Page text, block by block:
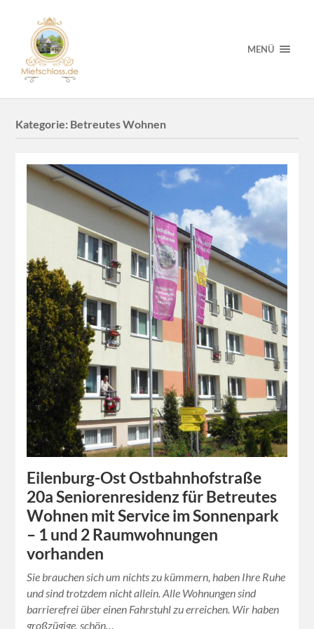
MENÜ
Kategorie: Betreutes Wohnen
Eilenburg-Ost Ostbahnhofstraße
20a Seniorenresidenz für Betreutes
Wohnen mit Service im Sonnenpark
– 1 und 2 Raumwohnungen
vorhanden
Sie brauchen sich um nichts zu kümmern, haben Ihre Ruhe
und sind trotzdem nicht allein. Alle Wohnungen sind
barrierefrei über einen Fahrstuhl zu erreichen. Wir haben
großzügige, schön…